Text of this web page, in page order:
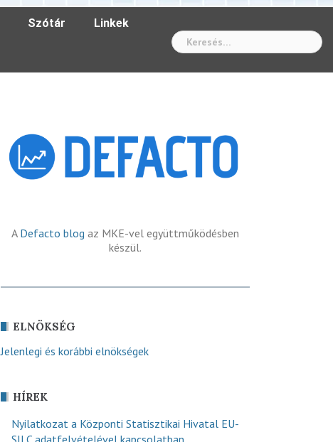
Szótár Linkek
A Defacto blog az MKE-vel együttműködésben
készül.
ELNÖKSÉG
Jelenlegi és korábbi elnökségek
HÍREK
Nyilatkozat a Központi Statisztikai Hivatal EU-
SILC adatfelvételével kapcsolatban